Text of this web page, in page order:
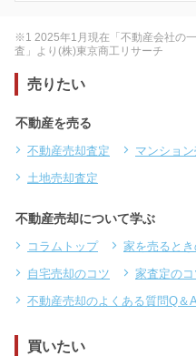
※1 2025年1月現在「不動産会社の
査」より(株)東京商工リサーチ
売りたい
不動産を売る
不動産売却査定 マンショ
土地売却査定
不動産売却について学ぶ
コラムトップ 家を売ると
自宅売却のコツ
家査定のコ
不動産売却のよくある質問Q＆
買いたい